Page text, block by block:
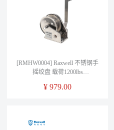
[RMHW0004] Raxwell 不锈钢手
摇绞盘 载荷1200lbs
¥979.00